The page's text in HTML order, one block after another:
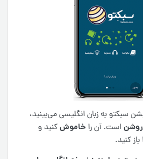
سبکتو به زبان انگلیسی می‌بینید،
روشن است. آن را خاموشکنید و
کنید.